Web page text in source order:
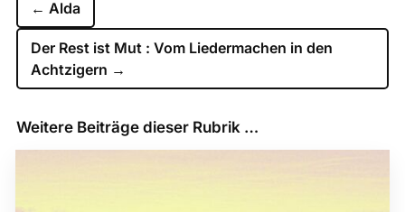
← Alda
Der Rest ist Mut : Vom Liedermachen in den
Achtzigern →
Weitere Beiträge dieser Rubrik …